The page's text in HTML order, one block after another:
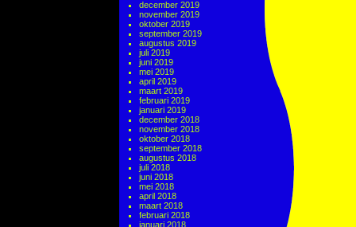
december 2019
november 2019
oktober 2019
september 2019
augustus 2019
juli 2019
juni 2019
mei 2019
april 2019
maart 2019
februari 2019
januari 2019
december 2018
november 2018
oktober 2018
september 2018
augustus 2018
juli 2018
juni 2018
mei 2018
april 2018
maart 2018
februari 2018
januari 2018